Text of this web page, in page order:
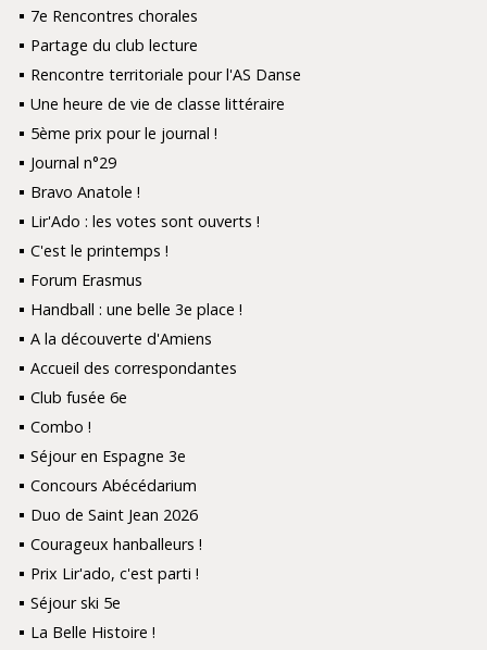
7e Rencontres chorales
Partage du club lecture
Rencontre territoriale pour l'AS Danse
Une heure de vie de classe littéraire
5ème prix pour le journal !
Journal n°29
Bravo Anatole !
Lir'Ado : les votes sont ouverts !
C'est le printemps !
Forum Erasmus
Handball : une belle 3e place !
A la découverte d'Amiens
Accueil des correspondantes
Club fusée 6e
Combo !
Séjour en Espagne 3e
Concours Abécédarium
Duo de Saint Jean 2026
Courageux hanballeurs !
Prix Lir'ado, c'est parti !
Séjour ski 5e
La Belle Histoire !